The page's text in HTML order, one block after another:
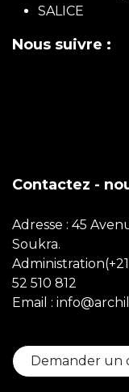
SALICE
Nous suivre :
Contactez -
Adresse : 45
Soukra.
52 510 812
Email :
Demander un